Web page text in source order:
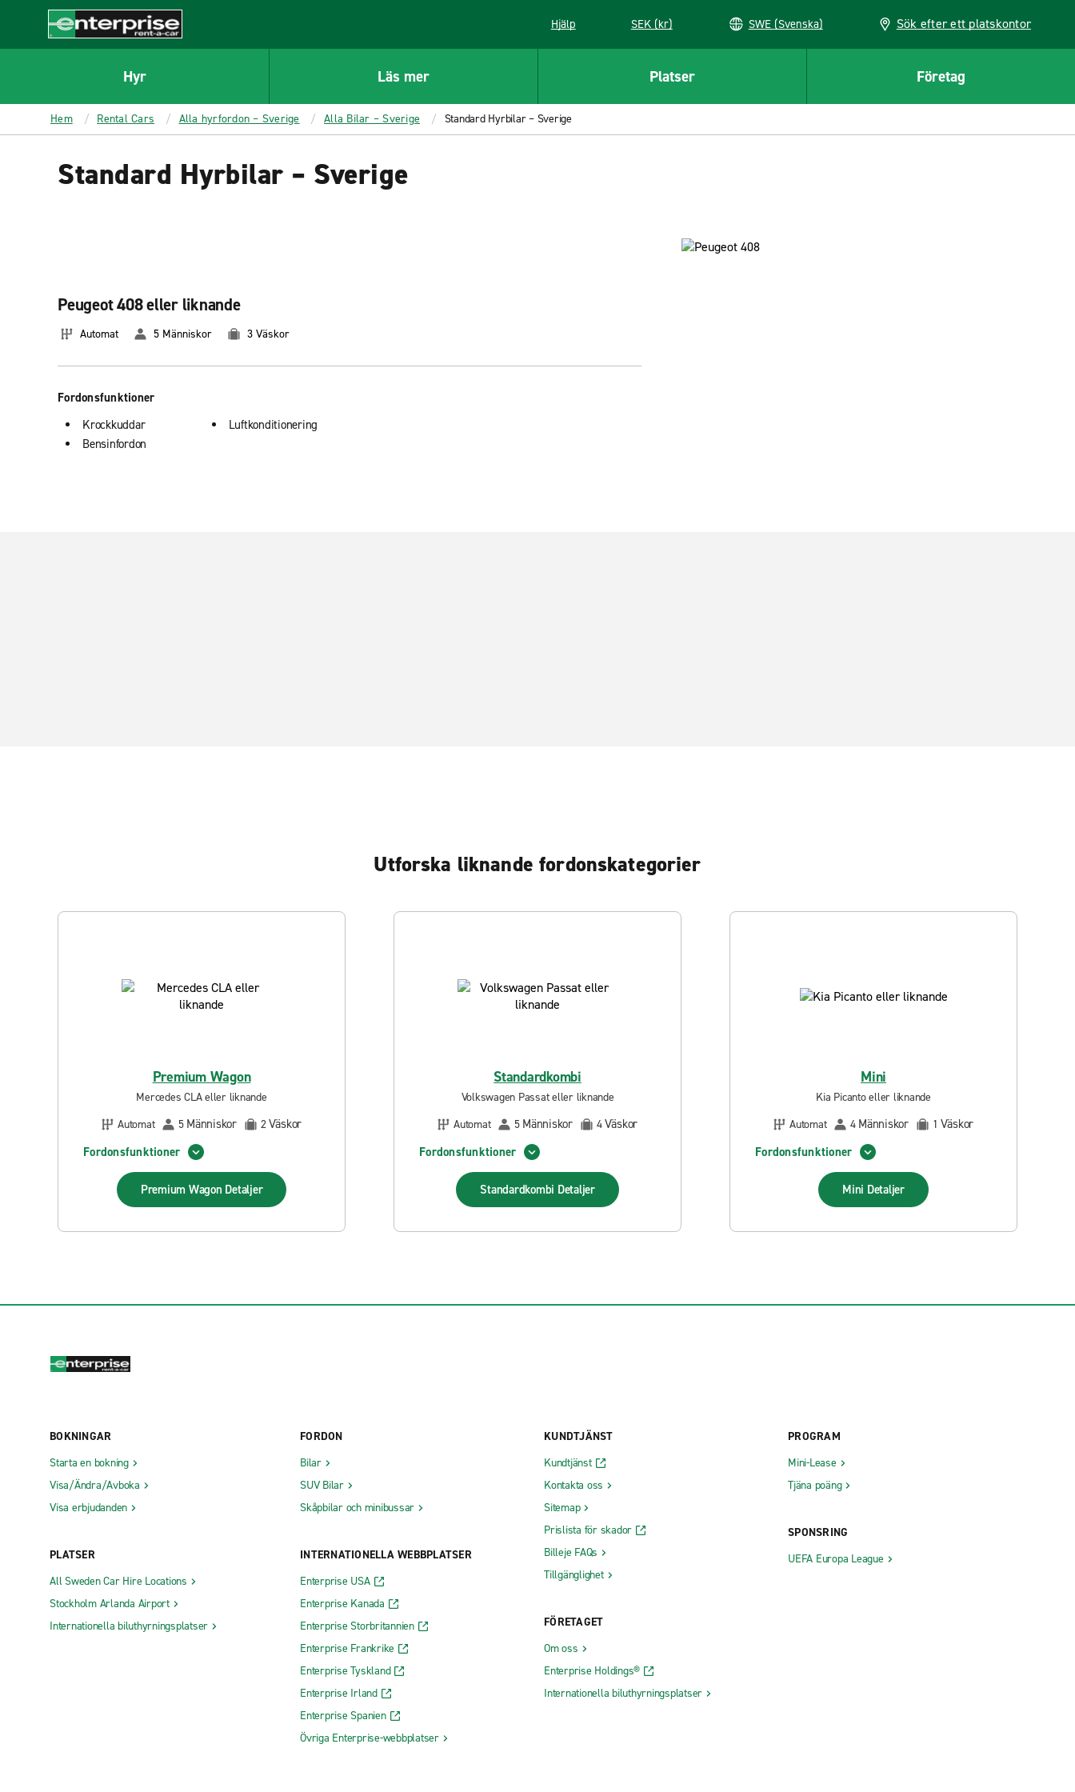
CONTENT
Enterprise
Hjälp SEK (kr) SWE (Svenska) Sök efter ett platskontor
Hyr Läs mer Platser Företag
Hem Rental Cars Alla hyrfordon – Sverige Alla Bilar – Sverige Standard Hyrbilar – Sverige
Standard Hyrbilar – Sverige
Peugeot 408 eller liknande
Automat 5 Människor 3 Väskor
Fordonsfunktioner
Krockkuddar
Bensinfordon
Luftkonditionering
Utforska liknande fordonskategorier
Premium Wagon
Mercedes CLA eller liknande
Automat
5 Människor 2Väskor
Fordonsfunktioner
Premium Wagon Detaljer
Standardkombi
Volkswagen Passat eller liknande
Automat
5 Människor 4Väskor
Fordonsfunktioner
Standardkombi Detaljer
Mini
Kia Picanto eller liknande
Automat
4 Människor 1 Väskor
Fordonsfunktioner
Mini Detaljer
BOKNINGAR
Starta en bokning
Visa/Ändra/Avboka
Visa erbjudanden
PLATSER
All Sweden Car Hire Locations
Stockholm Arlanda Airport
Internationella biluthyrningsplatser
FORDON
Bilar
SUV Bilar
Skåpbilar och minibussar
INTERNATIONELLA WEBBPLATSER
Enterprise USA
Enterprise Kanada
Enterprise Storbritannien
Enterprise Frankrike
Enterprise Tyskland
Enterprise Irland
Enterprise Spanien
Övriga Enterprise-webbplatser
KUNDTJÄNST
Kundtjänst
Kontakta oss
Sitemap
Prislista för skador
Billeje FAQs
Tillgänglighet
FÖRETAGET
Om oss
Enterprise Holdings®
Internationella biluthyrningsplatser
PROGRAM
Mini-Lease
Tjäna poäng
SPONSRING
UEFA Europa League